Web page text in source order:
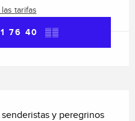
tarifas
76 40 ▒▒
y peregrinos